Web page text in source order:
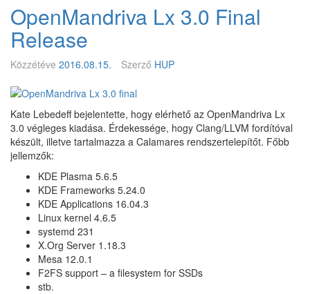
F
r
e
B
D
h
B
D
.
OpenMandriva Lx 3.0 Final
Release
Közzétéve 2016.08.15. Szerző HUP
Kate Lebedeff bejelentette, hogy elérhető az OpenMandriva Lx
3.0 végleges kiadása. Érdekessége, hogy Clang/LLVM fordítóval
készült, illetve tartalmazza a Calamares rendszertelepítőt. Főbb
jellemzők:
KDE Plasma 5.6.5
KDE Frameworks 5.24.0
KDE Applications 16.04.3
Linux kernel 4.6.5
systemd 231
X.Org Server 1.18.3
Mesa 12.0.1
F2FS support – a filesystem for SSDs
stb.